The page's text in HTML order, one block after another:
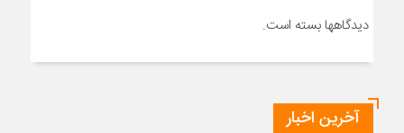
دیدگاهها بسته است.
آخرین اخبار